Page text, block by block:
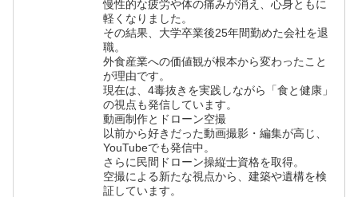
慢性的な疲労や体の痛みが消え、心身ともに
軽くなりました。
その結果、大学卒業後25年間勤めた会社を退
職。
外食産業への価値観が根本から変わったこと
が理由です。
現在は、4毒抜きを実践しながら「食と健康」
の視点も発信しています。
動画制作とドローン空撮
以前から好きだった動画撮影・編集が高じ、
YouTubeでも発信中。
さらに民間ドローン操縦士資格を取得。
空撮による新たな視点から、建築や遺構を検
証しています。